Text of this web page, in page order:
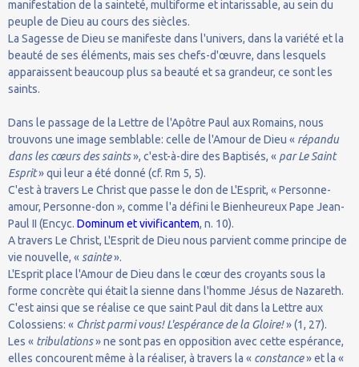
manifestation de la sainteté, multiforme et intarissable, au sein du
peuple de Dieu au cours des siècles.
La Sagesse de Dieu se manifeste dans l'univers, dans la variété et la
beauté de ses éléments, mais ses chefs-d'œuvre, dans lesquels
apparaissent beaucoup plus sa beauté et sa grandeur, ce sont les
saints.
Dans le passage de la Lettre de l'Apôtre Paul aux Romains, nous
trouvons une image semblable: celle de l'Amour de Dieu « répandu
dans les cœurs des saints», c'est-à-dire des Baptisés, « par Le Saint
Esprit» qui leur a été donné (cf. Rm 5, 5).
C'est à travers Le Christ que passe le don de L'Esprit, « Personne-
amour, Personne-don », comme l'a défini le Bienheureux Pape Jean-
Paul II (Encyc. Dominum et vivificantem, n. 10).
A travers Le Christ, L'Esprit de Dieu nous parvient comme principe de
vie nouvelle, « sainte».
L'Esprit place l'Amour de Dieu dans le cœur des croyants sous la
forme concrète qui était la sienne dans l'homme Jésus de Nazareth.
C'est ainsi que se réalise ce que saint Paul dit dans la Lettre aux
Colossiens: « Christ parmi vous! L'espérance de la Gloire!» (1, 27).
Les « tribulations» ne sont pas en opposition avec cette espérance,
elles concourent même à la réaliser, à travers la « constance» et la «